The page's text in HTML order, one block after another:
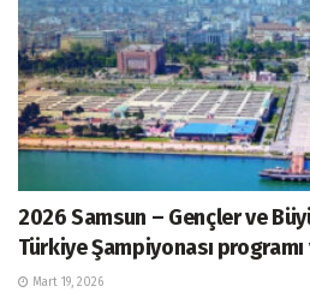
2026 Samsun – Gençler ve
Türkiye Şampiyonası programı
Mart 19, 2026